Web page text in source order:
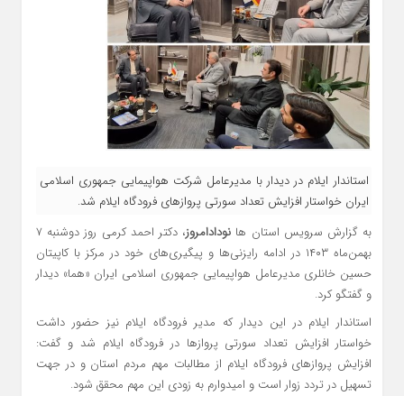
استاندار ایلام در دیدار با مدیرعامل شرکت هواپیمایی جمهوری اسلامی
ایران خواستار افزایش تعداد سورتی پروازهای فرودگاه ایلام شد.
به گزارش سرویس استان ها نودادامروز
، دکتر احمد کرمی روز دوشنبه ۷
بهمن‌ماه ۱۴۰۳ در ادامه رایزنی‌ها و پیگیری‌های خود در مرکز با کاپیتان
حسین خانلری مدیرعامل هواپیمایی جمهوری اسلامی ایران «هما» دیدار
و گفتگو کرد.
استاندار ایلام در این دیدار که مدیر فرودگاه ایلام نیز حضور داشت
خواستار افزایش تعداد سورتی پروازها در فرودگاه ایلام شد و گفت:
افزایش پروازهای فرودگاه ایلام از مطالبات مهم مردم استان و در جهت
تسهیل در تردد زوار است و امیدوارم به زودی این مهم محقق شود.